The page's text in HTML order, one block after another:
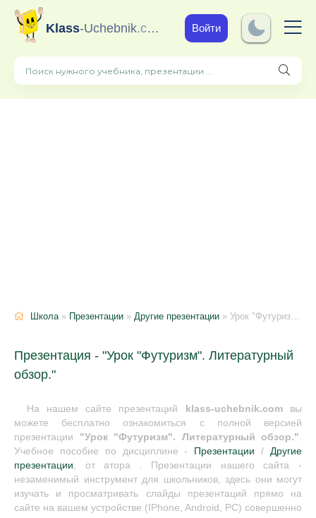
Klass-Uchebnik.com Войти
Школа» Презентации » Другие презентации » Урок "Футуризм". Литературный обзор.
Презентация - "Урок "Футуризм". Литературный
обзор."
На нашем сайте презентаций klass-uchebnik.comвы
можете бесплатно ознакомиться с полной версией
презентации "Урок "Футуризм". Литературный обзор.".
Учебное пособие по дисциплине -
Презентации /Другие
презентации, от атора . Презентации нашего сайта -
незаменимый инструмент для школьников, здесь они могут
изучать и просматривать слайды презентаций прямо на
сайте на вашем устройстве (IPhone, Android, PC) совершенно